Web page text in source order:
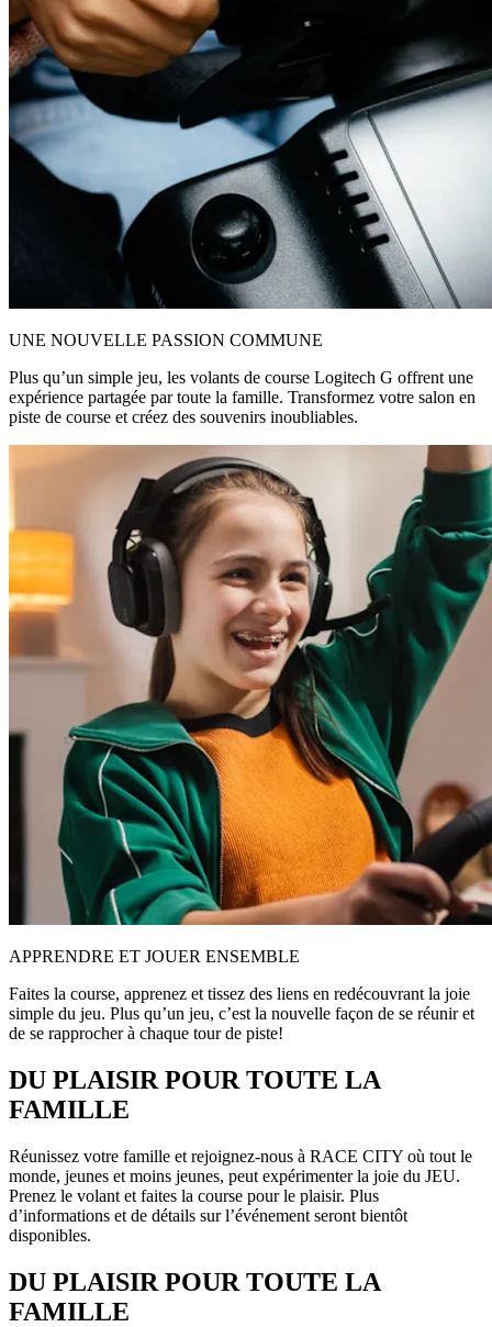
UNE NOUVELLE PASSION COMMUNE
Plus qu’un simple jeu, les volants de course Logitech G offrent une
expérience partagée par toute la famille. Transformez votre salon en
piste de course et créez des souvenirs inoubliables.
APPRENDRE ET JOUER ENSEMBLE
Faites la course, apprenez et tissez des liens en redécouvrant la joie
simple du jeu. Plus qu’un jeu, c’est la nouvelle façon de se réunir et
de se rapprocher à chaque tour de piste!
DU PLAISIR POUR TOUTE LA
FAMILLE
Réunissez votre famille et rejoignez-nous à RACE CITY où tout le
monde, jeunes et moins jeunes, peut expérimenter la joie du JEU.
Prenez le volant et faites la course pour le plaisir. Plus
d’informations et de détails sur l’événement seront bientôt
disponibles.
DU PLAISIR POUR TOUTE LA
FAMILLE